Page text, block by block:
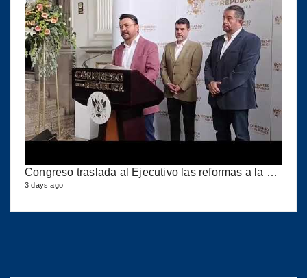
Congreso traslada al Ejecutivo las reformas a la Ley del IUSI tras firma del Decreto 18-2026
3 days ago